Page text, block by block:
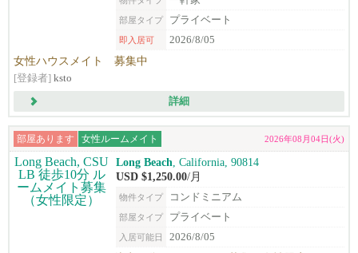
部屋タイプ プライベート
即入居可 2026/8/05
女性ハウスメイト 募集中
[登録者] ksto
詳細
部屋あります 女性ルームメイト 2026年08月04日(火)
Long Beach , California, 90814
USD $1,250.00/月
物件タイプ コンドミニアム
部屋タイプ プライベート
入居可能日 2026/8/05